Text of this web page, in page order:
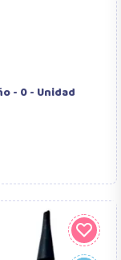
- 0 - Unidad